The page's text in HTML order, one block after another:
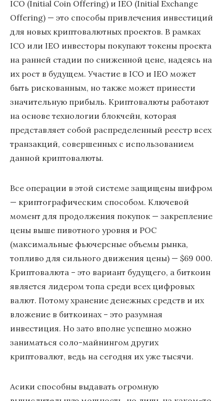
ICO (Initial Coin Offering) и IEO (Initial Exchange
Offering) — это способы привлечения инвестиций
для новых криптовалютных проектов. В рамках
ICO или IEO инвесторы покупают токены проекта
на ранней стадии по сниженной цене, надеясь на
их рост в будущем. Участие в ICO и IEO может
быть рискованным, но также может принести
значительную прибыль. Криптовалюты работают
на основе технологии блокчейн, которая
представляет собой распределенный реестр всех
транзакций, совершенных с использованием
данной криптовалюты.
Все операции в этой системе защищены шифром
— криптографическим способом. Ключевой
момент для продолжения покупок — закрепление
цены выше пивотного уровня и POC
(максимальные фьючерсные объемы рынка,
топливо для сильного движения цены) — $69 000.
Криптовалюта – это вариант будущего, а биткоин
является лидером топа среди всех цифровых
валют. Потому хранение денежных средств и их
вложение в биткоинах – это разумная
инвестиция. Но зато вполне успешно можно
заниматься соло-майнингом других
криптовалют, ведь на сегодня их уже тысячи.
Асики способны выдавать огромную